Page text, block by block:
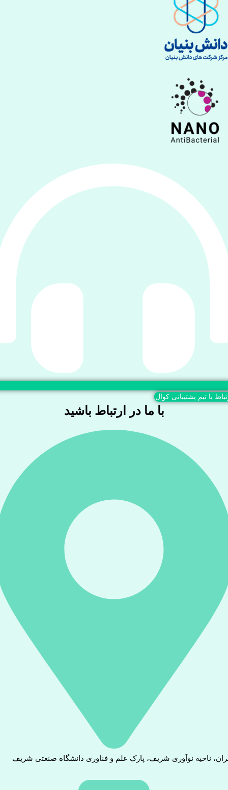
با تیم پشتیبانی کوال
با ما در ارتباط باشید
ناحیه نوآوری شریف، پارک علم و فناوری دانشگاه صنعتی شریف